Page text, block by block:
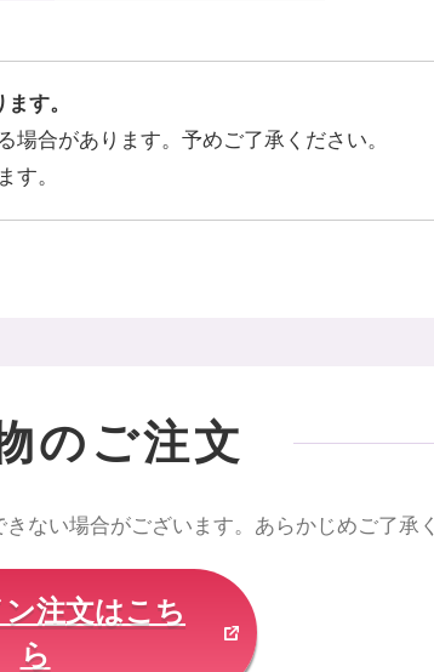
す。
合があります。予めご了承ください。
す。
のご注文
ない場合がございます。あらかじめご了承
注文はこち
ら